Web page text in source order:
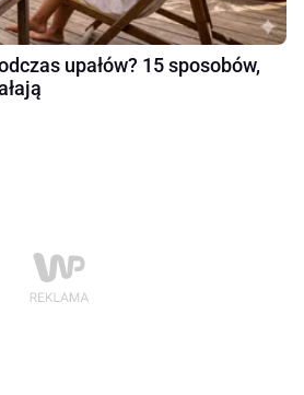
upałów? 15 sposobów,